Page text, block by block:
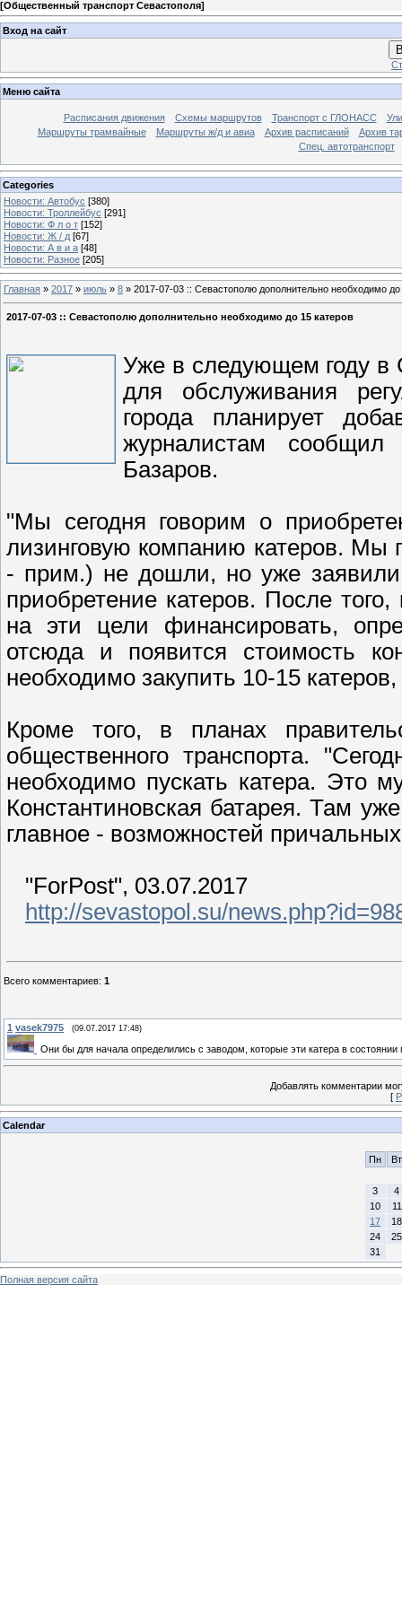
[Общественный транспорт Севастополя]
Вход на сайт
Меню сайта
Расписания движения Схемы маршрутов Транспорт с ГЛОНАСС
Маршруты трамвайные
Маршруты ж/д и авиа Архив расписаний
Архив
Спец. автотранспорт
Categories
Новости: Автобус [380]
Новости: Троллейбус [291]
Новости: Ф л о т [152]
Новости: Ж / д [67]
Новости: А в и а [48]
Новости: Разное [205]
Главная » 2017 » июль » 8 » 2017-07-03 :: Севастополю дополнительно необходимо до
2017-07-03 :: Севастополю дополнительно необходимо до 15 катеров
Уже в следующем году в
для обслуживания
города планирует
журналистам сообщил
Базаров.
"Мы сегодня говорим о
лизинговую компанию катеров. Мы
- прим.) не дошли, но уже заявили
приобретение катеров. После
на эти цели финансировать,
отсюда и появится стоимость
необходимо закупить 10-15
Кроме того, в планах
общественного транспорта.
необходимо пускать катера. Это
Константиновская батарея. Там
главное - возможностей
"ForPost", 03.07.2017
http://sevastopol.su/
Всего комментариев: 1
1 vasek7975 (09.07.2017 17:48)
Они бы для начала определились с заводом, которые эти катера в состоянии
Добавлять комментарии
[
Calendar
Пн Вт
3
4
10
11
17
18
24
25
31
Полная версия сайта